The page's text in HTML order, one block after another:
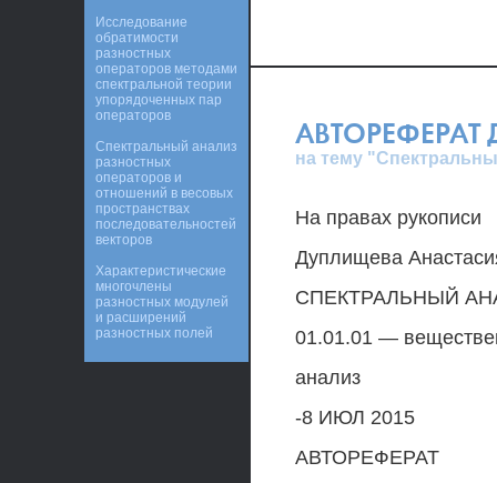
АВТОРЕФЕРАТ
на тему
На правах рукописи
Дуплищева
СПЕКТРАЛЬНЫЙ
01.01.01 —
анализ
-8 ИЮЛ 2015
АВТОРЕФЕРАТ
Исследование
обратимости
разностных
операторов методами
спектральной теории
упорядоченных пар
операторов
Спектральный анализ
разностных
операторов и
отношений в весовых
пространствах
последовательностей
векторов
Характеристические
многочлены
разностных модулей
и расширений
разностных полей